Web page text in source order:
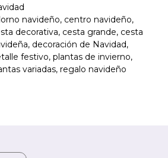
navideño, centro navideño,
decorativa, cesta grande, cesta
, decoración de Navidad,
festivo,plantas de invierno,
variadas,regalo navideño